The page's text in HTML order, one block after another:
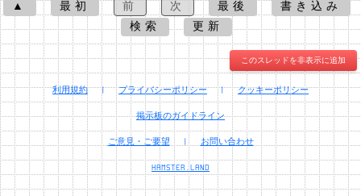
▲ 最初 前 次 最後
書き込み
検索
更新
このスレッドを非表示に追加
利用規約 | プライバシーポリシー | クッキーポリシー
掲示板のガイドライン
ご意見・ご要望 | お問い合わせ
HAMSTER.LAND